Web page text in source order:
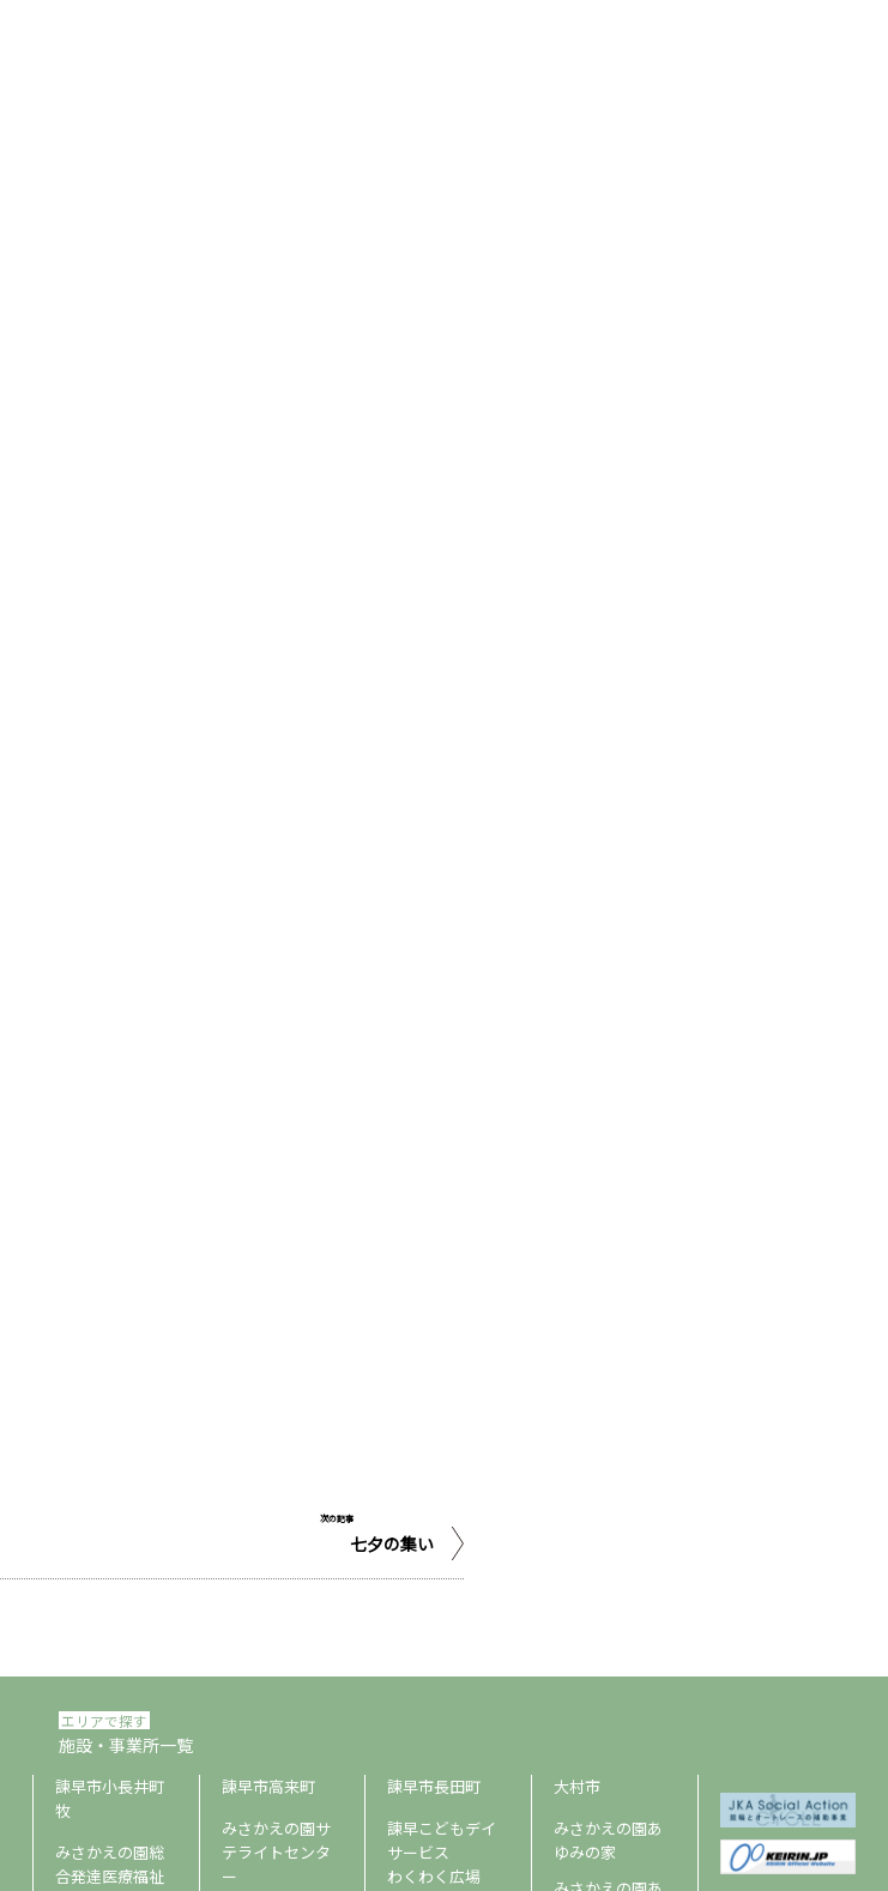
次の記事
七夕の集い
エリアで探す
施設・事業所一覧
諫早市小長井町
牧
みさかえの園総
合発達医療福祉
諫早市高来町
みさかえの園サ
テライトセンタ
ー
諫早市長田町
諫早こどもデイ
サービス
わくわく広場
大村市
みさかえの園あ
ゆみの家